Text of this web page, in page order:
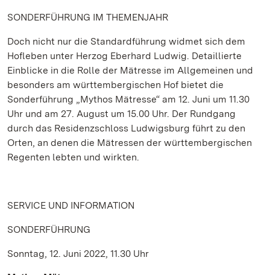
SONDERFÜHRUNG IM THEMENJAHR
Doch nicht nur die Standardführung widmet sich dem
Hofleben unter Herzog Eberhard Ludwig. Detaillierte
Einblicke in die Rolle der Mätresse im Allgemeinen und
besonders am württembergischen Hof bietet die
Sonderführung „Mythos Mätresse“ am 12. Juni um 11.30
Uhr und am 27. August um 15.00 Uhr. Der Rundgang
durch das Residenzschloss Ludwigsburg führt zu den
Orten, an denen die Mätressen der württembergischen
Regenten lebten und wirkten.
SERVICE UND INFORMATION
SONDERFÜHRUNG
Sonntag, 12. Juni 2022, 11.30 Uhr